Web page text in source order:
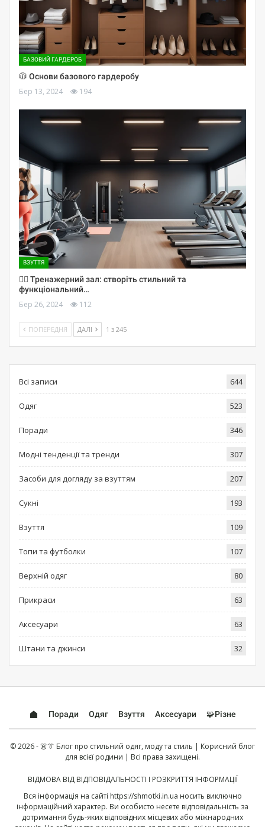
БАЗОВИЙ ГАРДЕРОБ
🧥 Основи базового гардеробу
Бер 13, 2024 194
ВЗУТТЯ
🏋️‍♀️ Тренажерний зал: створіть стильний та
функціональний…
Бер 26, 2024 112
ПОПЕРЕДНЯ ДАЛІ 1 з 245
Всі записи 644
Одяг 523
Поради 346
Модні тенденції та тренди 307
Засоби для догляду за взуттям 207
Сукні 193
Взуття 109
Топи та футболки 107
Верхній одяг 80
Прикраси 63
Аксесуари 63
Штани та джинси 32
Поради Одяг Взуття Аксесуари 🧩Різне
© 2026 - 👗👔 Блог про стильний одяг, моду та стиль | Корисний блог
для всієї родини | Всі права захищені.
ВІДМОВА ВІД ВІДПОВІДАЛЬНОСТІ І РОЗКРИТТЯ ІНФОРМАЦІЇ
Вся інформація на сайті https://shmotki.in.ua носить виключно
інформаційний характер. Ви особисто несете відповідальність за
дотримання будь-яких відповідних місцевих або міжнародних